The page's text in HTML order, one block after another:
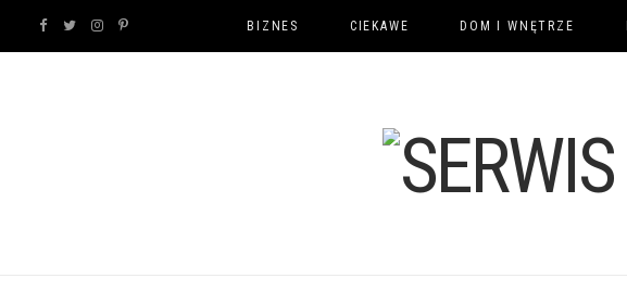
F T I P BIZNES CIEKAWE DOM I WNĘTRZE